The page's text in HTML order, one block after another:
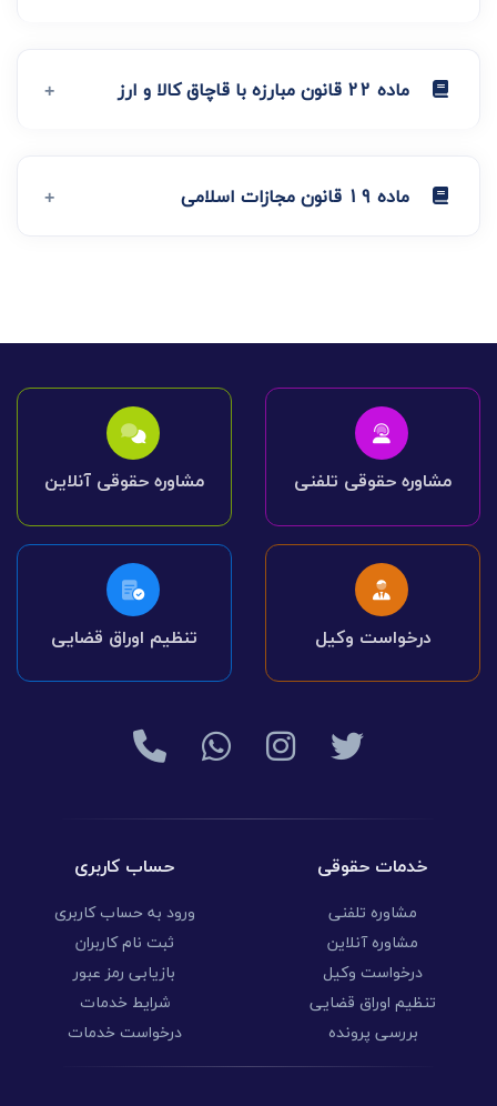
ماده 22 قانون مبارزه با قاچاق کالا و ارز
ماده 19 قانون مجازات اسلامی
مشاوره حقوقی تلفنی مشاوره حقوقی آنلاین
درخواست وکیل تنظیم اوراق قضایی
خدمات حقوقی
مشاوره تلفنی
مشاوره آنلاین
درخواست وکیل
تنظیم اوراق قضایی
بررسی پرونده
حساب کاربری
ورود به حساب کاربری
ثبت نام کاربران
بازیابی رمز عبور
شرایط خدمات
درخواست خدمات